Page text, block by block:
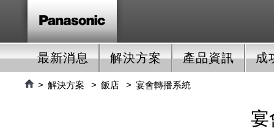
最新消息 解決方案 產品資訊 成
解決方案 飯店 宴會轉播系統
宴